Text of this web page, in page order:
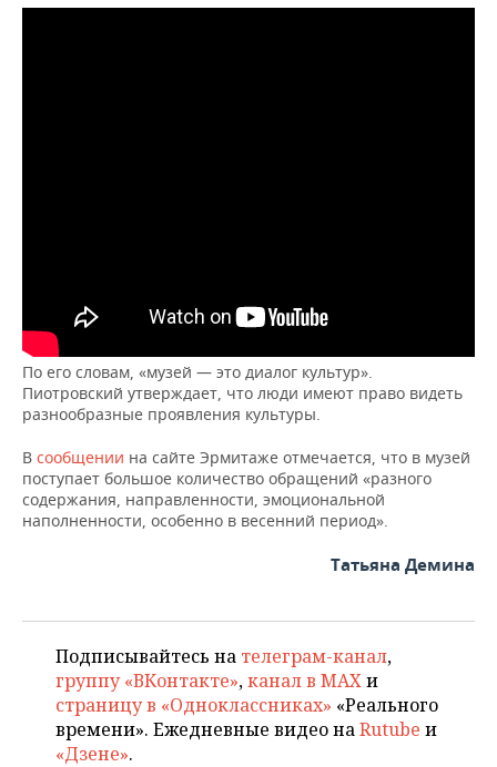
ОТКРЫТАЯ ЛЕКЦИЯ
БАСКЕТБОЛ
ИНФРАСТРУКТУРА
СПРАВОЧНИК
По его словам, «музей — это диалог культур».
Пиотровский утверждает, что люди имеют право видеть
разнообразные проявления культуры.
В сообщении на сайте Эрмитаже отмечается, что в музей
поступает большое количество обращений «разного
содержания, направленности, эмоциональной
наполненности, особенно в весенний период».
Татьяна Демина
Подписывайтесь на телеграм-канал,
группу «ВКонтакте»,канал в MAXи
страницу в «Одноклассниках» «Реального
времени». Ежедневные видео наRutube и
«Дзене».